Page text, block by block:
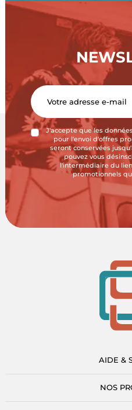
J'accepte que les
pour l'envoi d'offres
seront conservées
pouvez vous
l'intermédiaire du
promotionnels
AIDE &
NOS